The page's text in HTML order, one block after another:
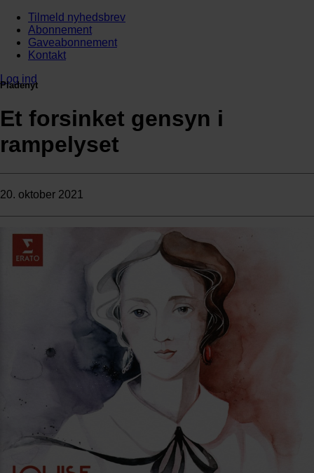
Tilmeld nyhedsbrev
Abonnement
Gaveabonnement
Kontakt
Log ind
Pladenyt
Et forsinket gensyn i
rampelyset
20. oktober 2021